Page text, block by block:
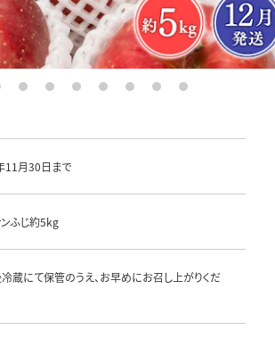
4 5 6 7 8 9 10
11月30日まで
ふじ約5kg
蔵にて保管のうえ、お早めにお召し上がりくだ